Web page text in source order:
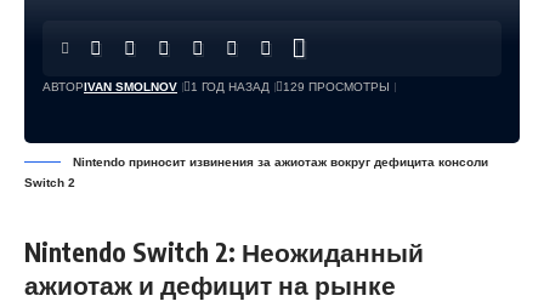
АВТОРIVAN SMOLNOV 1 ГОД НАЗАД 129 ПРОСМОТРЫ
Nintendo приносит извинения за ажиотаж вокруг дефицита консоли
Switch 2
Nintendo Switch 2: Неожиданный
ажиотаж и дефицит на рынке